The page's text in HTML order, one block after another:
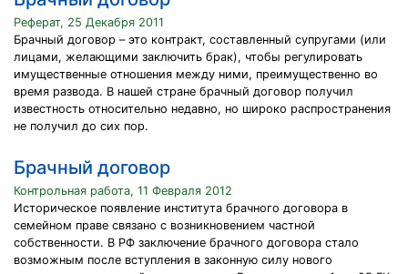
Реферат, 25 Декабря 2011
Брачный договор – это контракт, составленный супругами (или
лицами, желающими заключить брак), чтобы регулировать
имущественные отношения между ними, преимущественно во
время развода. В нашей стране брачный договор получил
известность относительно недавно, но широко распространения
не получил до сих пор.
Брачный договор
Контрольная работа, 11 Февраля 2012
Историческое появление института брачного договора в
семейном праве связано с возникновением частной
собственности. В РФ заключение брачного договора стало
возможным после вступления в законную силу нового